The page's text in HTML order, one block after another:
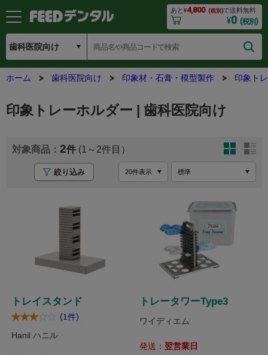
あと¥4,800 (税別)で送料無料
¥0 (税別)
ホーム 歯科医院向け 印象材・石膏・模型製作 印象ト
印象トレーホルダー | 歯科医院向け
2 (1～2
絞り込み
トレイスタンド
(1件)
Hanil ハニル
トレータワーType3
ワイディエム
発送： 翌営業日